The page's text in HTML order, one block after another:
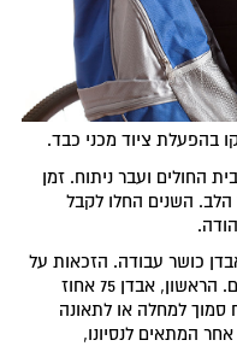
בהפעלת ציוד מכני כבד.
החולים ועבר ניתוח. זמן
השנים החלו לקבל
כושר עבודה. הזכאות על
פי פוליסות אלה מותנית בקיום שני תנאים. הראשון, אבדן 75 אחוז
למחלה או לתאונה
המתאים לנסיונו,